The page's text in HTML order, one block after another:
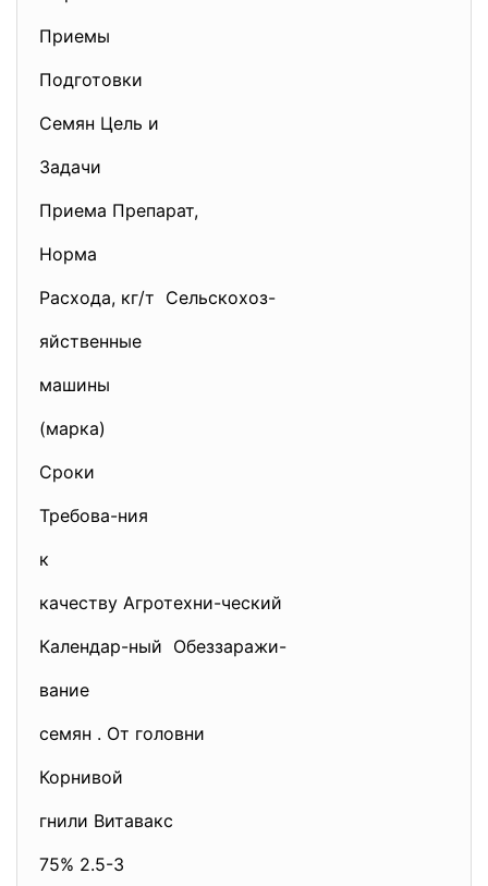
Приемы
Подготовки
Семян Цель и
Задачи
Приема Препарат,
Норма
Расхода, кг/т Сельскохоз-
яйственные
машины
(марка)
Сроки
Требова-ния
к
качеству Агротехни-ческий
Календар-ный Обеззаражи-
вание
семян . От головни
Корнивой
гнили Витавакс
75% 2.5-3